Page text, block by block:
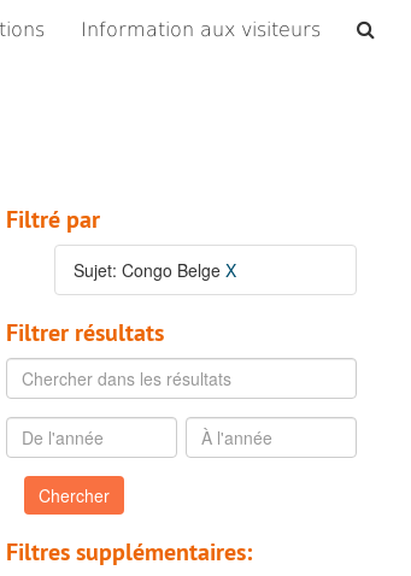
Information aux visiteurs
Filtré par
Sujet: Congo Belge X
Filtrer résultats
Chercher
dans
les
résultats
De
l'année
À
l'année
Filtres supplémentaires: